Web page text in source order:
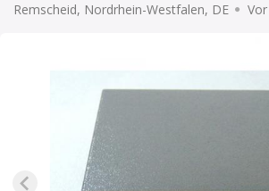
Remscheid, Nordrhein-Westfalen, DE